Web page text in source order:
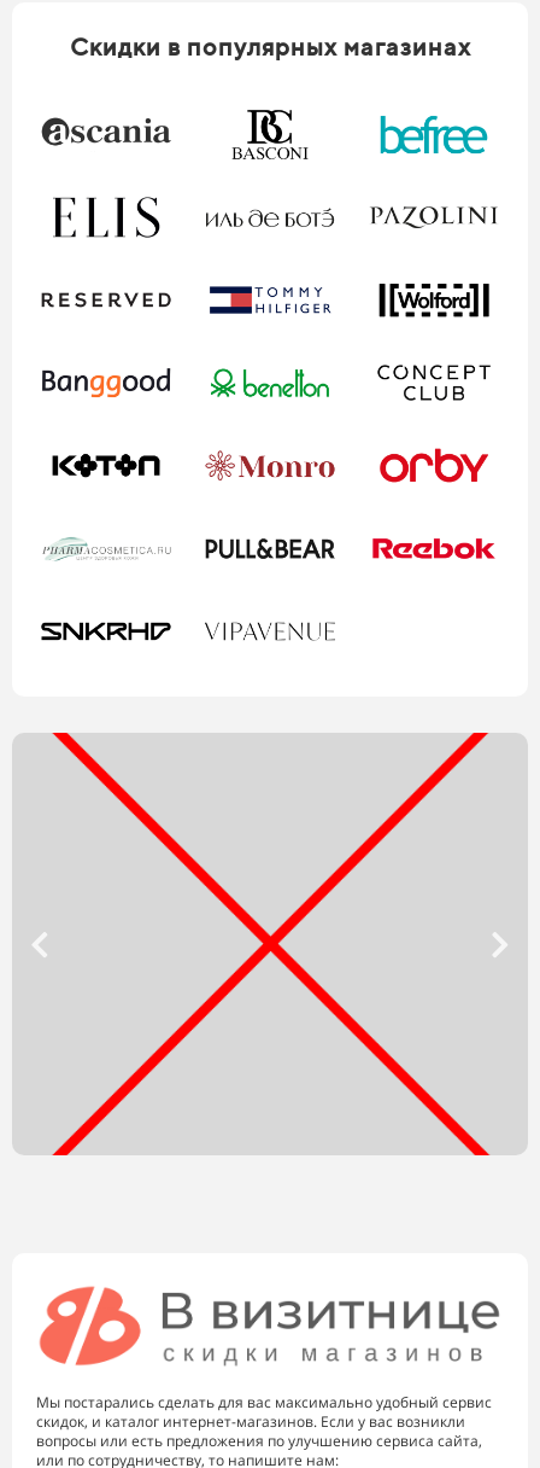
Скидки в популярных магазинах
Мы постарались сделать для вас максимально удобный сервис
скидок, и каталог интернет-магазинов. Если у вас возникли
вопросы или есть предложения по улучшению сервиса сайта,
или по сотрудничеству, то напишите нам: